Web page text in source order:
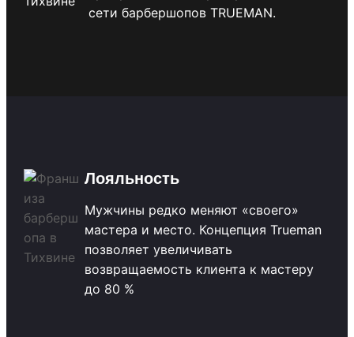
сети барбершопов TRUEMAN.
Лояльность
Мужчины редко меняют «своего»
мастера и место. Концепция Trueman
позволяет увеличивать
возвращаемость клиента к мастеру
до 80 %